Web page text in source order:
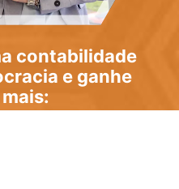
contabilidade
e ganhe
mais: